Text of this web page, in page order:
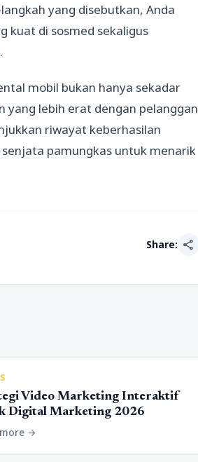
yang disebutkan, Anda
kuat di sosmed sekaligus
mobil bukan hanya sekadar
lebih erat dengan pelanggan
riwayat keberhasilan
pamungkas untuk menarik
Share: share
Video Marketing Interaktif
Digital Marketing 2026
arrow_forward